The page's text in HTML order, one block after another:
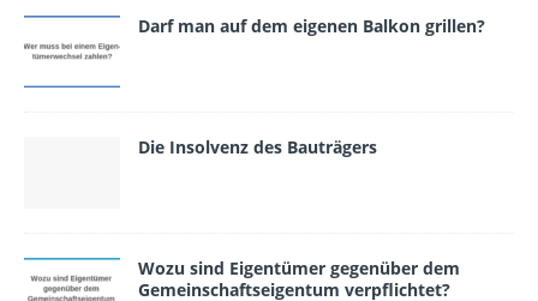
Darf man auf dem eigenen Balkon grillen?
Die Insolvenz des Bauträgers
Wozu sind Eigentümer gegenüber dem
Gemeinschaftseigentum verpflichtet?